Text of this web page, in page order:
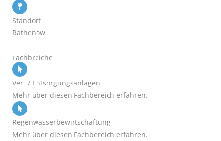
Standort
Rathenow
Fachbreiche
Ver- / Entsorgungsanlagen
Mehr über diesen Fachbereich erfahren.
Regenwasserbewirtschaftung
Mehr über diesen Fachbereich erfahren.